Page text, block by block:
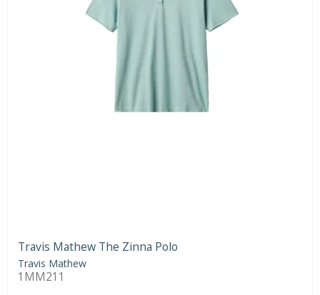
Travis Mathew The Zinna Polo
Travis Mathew
1MM211